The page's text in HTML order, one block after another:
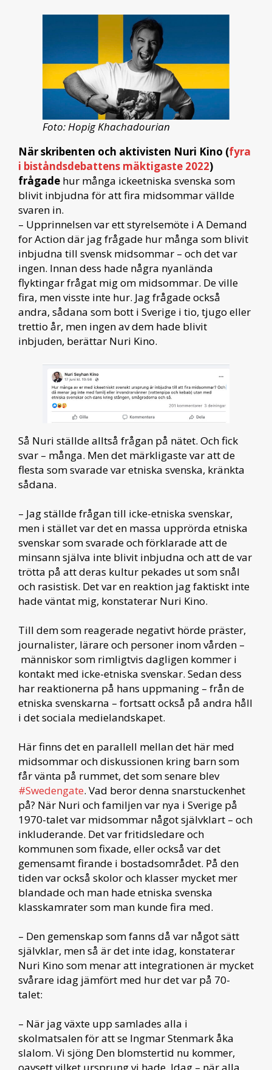
Foto: Hopig Khachadourian
När skribenten och aktivisten Nuri Kino (fyra
i biståndsdebattens mäktigaste 2022)
frågade hur många ickeetniska svenska som
blivit inbjudna för att fira midsommar vällde
svaren in.
– Upprinnelsen var ett styrelsemöte i A Demand
for Action där jag frågade hur många som blivit
inbjudna till svensk midsommar – och det var
ingen. Innan dess hade några nyanlända
flyktingar frågat mig om midsommar. De ville
fira, men visste inte hur. Jag frågade också
andra, sådana som bott i Sverige i tio, tjugo eller
trettio år, men ingen av dem hade blivit
inbjuden, berättar Nuri Kino.
Så Nuri ställde alltså frågan på nätet. Och fick
svar – många. Men det märkligaste var att de
flesta som svarade var etniska svenska, kränkta
sådana.
– Jag ställde frågan till icke-etniska svenskar,
men i stället var det en massa upprörda etniska
svenskar som svarade och förklarade att de
minsann själva inte blivit inbjudna och att de var
trötta på att deras kultur pekades ut som snål
och rasistisk. Det var en reaktion jag faktiskt inte
hade väntat mig, konstaterar Nuri Kino.
Till dem som reagerade negativt hörde präster,
journalister, lärare och personer inom vården –
människor som rimligtvis dagligen kommer i
kontakt med icke-etniska svenskar. Sedan dess
har reaktionerna på hans uppmaning – från de
etniska svenskarna – fortsatt också på andra håll
i det sociala medielandskapet.
Här finns det en parallell mellan det här med
midsommar och diskussionen kring barn som
får vänta på rummet, det som senare blev
#Swedengate. Vad beror denna snarstuckenhet
på? När Nuri och familjen var nya i Sverige på
1970-talet var midsommar något självklart – och
inkluderande. Det var fritidsledare och
kommunen som fixade, eller också var det
gemensamt firande i bostadsområdet. På den
tiden var också skolor och klasser mycket mer
blandade och man hade etniska svenska
klasskamrater som man kunde fira med.
– Den gemenskap som fanns då var något sätt
självklar, men så är det inte idag, konstaterar
Nuri Kino som menar att integrationen är mycket
svårare idag jämfört med hur det var på 70-
talet:
– När jag växte upp samlades alla i
skolmatsalen för att se Ingmar Stenmark åka
slalom. Vi sjöng Den blomstertid nu kommer,
oavsett vilket ursprung vi hade. Idag – när alla